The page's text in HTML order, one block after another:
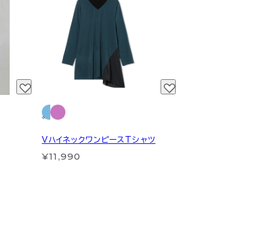
VハイネックワンピースTシャツ
¥11,990